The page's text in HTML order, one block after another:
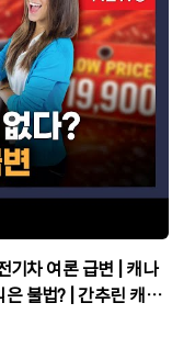
기차 여론 급변 | 캐나
추린 캐나